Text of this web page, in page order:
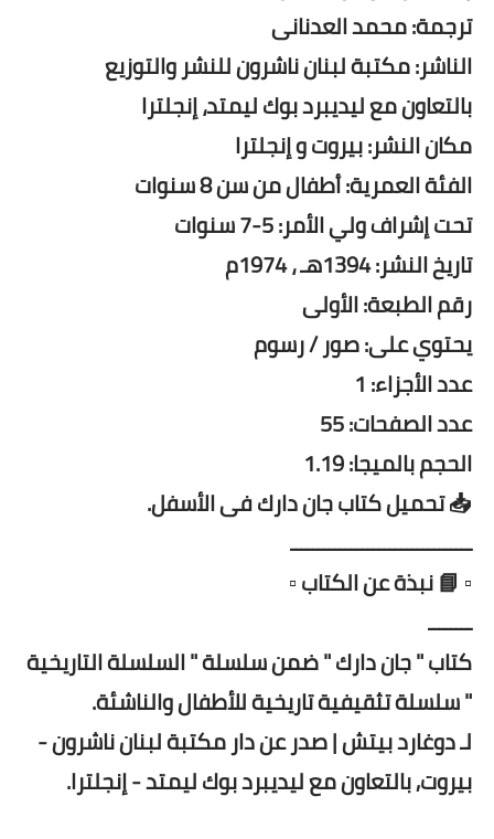
ترجمة: محمد العدنانى
الناشر: مكتبة لبنان ناشرون للنشر والتوزيع
بالتعاون مع ليديبرد بوك ليمتد، إنجلترا
مكان النشر: بيروت و إنجلترا
الفئة العمرية: أطفال من سن 8 سنوات
تحت إشراف ولي الأمر: 5-7 سنوات
تاريخ النشر: 1394هـ ، 1974م
رقم الطبعة: الأولى
يحتوي على: صور / رسوم
عدد الأجزاء: 1
عدد الصفحات: 55
الحجم بالميجا: 1.19
📥 تحميل كتاب جان دارك فى الأسفل.
ـــــــــــــــــــــــــــــــــ
▫️ 📘 نبذة عن الكتاب ▫️
ــــــــ
كتاب " جان دارك " ضمن سلسلة " السلسلة التاريخية
" سلسلة تثقيفية تاريخية للأطفال والناشئة.
لـ دوغارد بيتش | صدر عن دار مكتبة لبنان ناشرون -
بيروت, بالتعاون مع ليديبرد بوك ليمتد - إنجلترا.